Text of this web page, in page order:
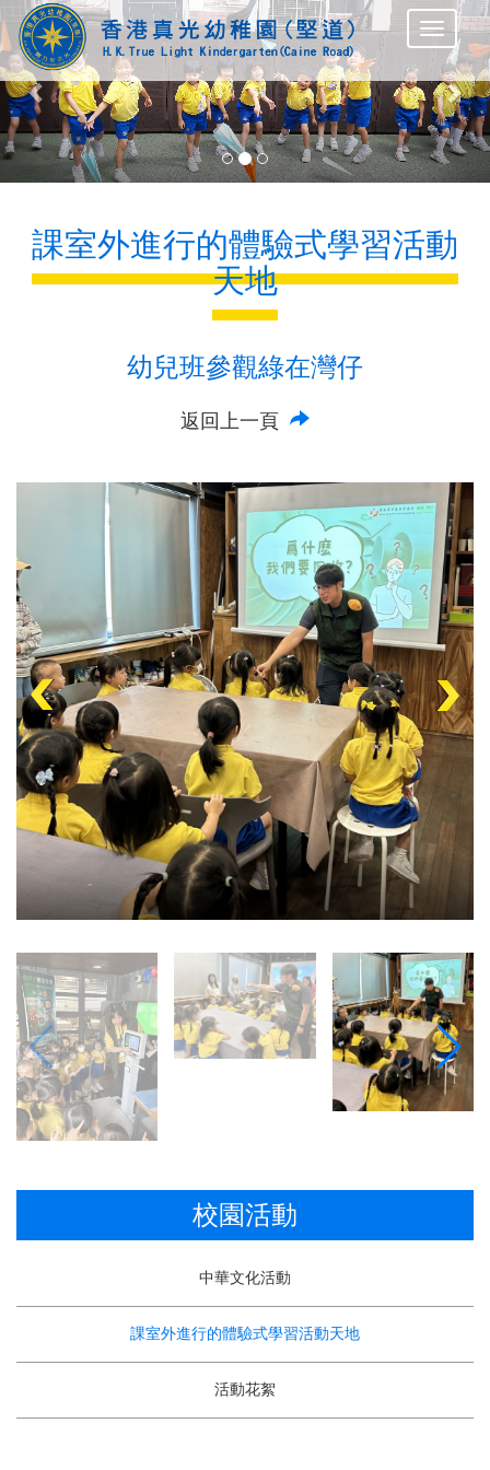
Previous
課室外進行的體驗式學習活動
天地
幼兒班參觀綠在灣仔
返回上一頁
校園活動
中華文化活動
課室外進行的體驗式學習活動天地
活動花絮